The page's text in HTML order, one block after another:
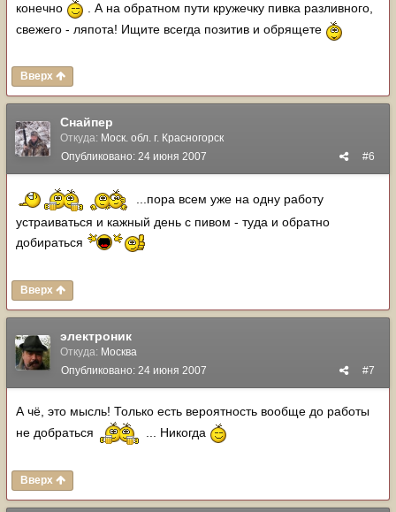
конечно
. А на обратном пути кружечку пивка разливного,
свежего - ляпота! Ищите всегда позитив и обрящете
Вверх
Снайпер
Откуда: Моск. обл. г. Красногорск
#6
Опубликовано: 24 июня 2007
...пора всем уже на одну работу
устраиваться и кажный день с пивом - туда и обратно
добираться
Вверх
электроник
Откуда: Москва
#7
Опубликовано: 24 июня 2007
А чё, это мысль! Только есть вероятность вообще до работы
не добраться
... Никогда
Вверх